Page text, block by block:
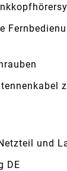
und
DE